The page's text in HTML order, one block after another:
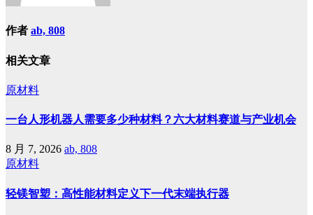
作者 ab, 808
相关文章
原材料
一台人形机器人需要多少种材料？六大材料赛道与产业机会
8 月 7, 2026 ab, 808
原材料
轻镁智塑：高性能材料定义下一代末端执行器